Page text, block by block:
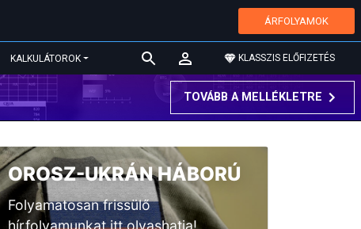
ÁRFOLYAMOK
KALKULÁTOROK KLASSZIS ELŐFIZETÉS
TOVÁBB A MELLÉKLETRE
OROSZ-UKRÁN HÁBORÚ
Folyamatosan frissülő
hírfolyamunkat itt olvashatja!